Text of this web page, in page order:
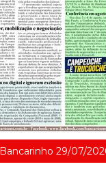
Bancarinho 29/07/